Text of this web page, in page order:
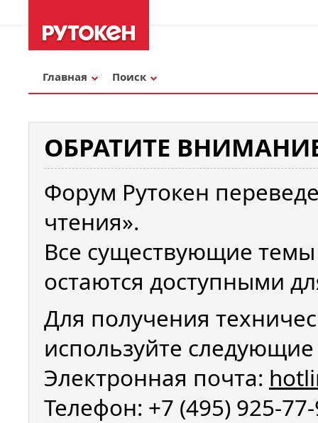
Главная Поиск
ОБРАТИТЕ
Форум Рутокен
чтения».
Все существующие
остаются доступными
Для получения
используйте
Электронная почта:
Телефон: +7 (495) 925-